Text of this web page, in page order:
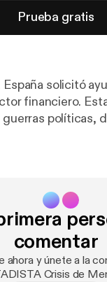
Prueba gratis
solicitó
financiero.
políticas,
en la
llegaba mientras
de los
cambió el viento.
un cambio de
y decisiones
comentar
ahora y únete a la
Crisis de